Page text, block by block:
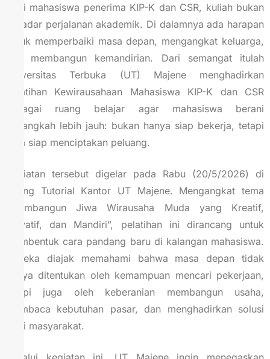
Bagi mahasiswa penerima KIP-K dan CSR, kuliah bukan
sekadar perjalanan akademik. Di dalamnya ada harapan
untuk memperbaiki masa depan, mengangkat keluarga,
dan membangun kemandirian. Dari semangat itulah
Universitas Terbuka (UT) Majene menghadirkan
Pelatihan Kewirausahaan Mahasiswa KIP-K dan CSR
sebagai ruang belajar agar mahasiswa berani
melangkah lebih jauh: bukan hanya siap bekerja, tetapi
juga siap menciptakan peluang.
Kegiatan tersebut digelar pada Rabu (20/5/2026) di
Ruang Tutorial Kantor UT Majene. Mengangkat tema
“Membangun Jiwa Wirausaha Muda yang Kreatif,
Inovatif, dan Mandiri”, pelatihan ini dirancang untuk
membentuk cara pandang baru di kalangan mahasiswa.
Mereka diajak memahami bahwa masa depan tidak
hanya ditentukan oleh kemampuan mencari pekerjaan,
tetapi juga oleh keberanian membangun usaha,
membaca kebutuhan pasar, dan menghadirkan solusi
bagi masyarakat.